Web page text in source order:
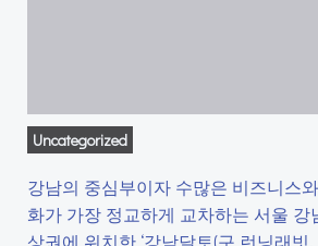
Uncategorized
강남의 중심부이자 수많은 비즈니스
화가 가장 정교하게 교차하는 서울 강
상권에 위치한 ‘강남달토(구 런닝래빗,